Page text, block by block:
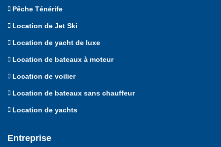
Pêche Ténérife
Location de Jet Ski
Location de yacht de luxe
Location de bateaux à moteur
Location de voilier
Location de bateaux sans chauffeur
Location de yachts
Entreprise